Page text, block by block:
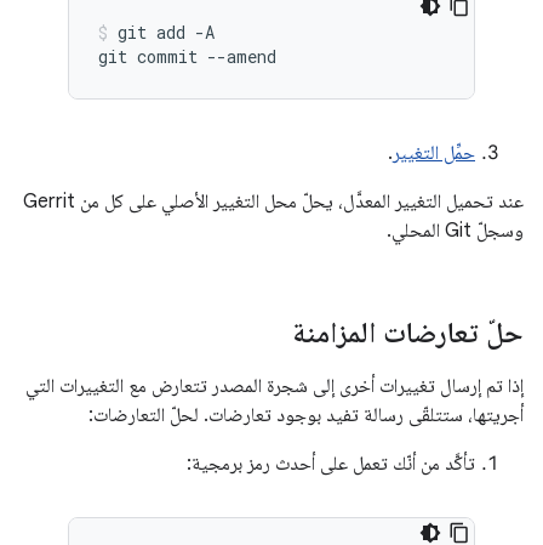
git add -A
git commit --amend
حمِّل التغيير .
عند تحميل التغيير المعدَّل، يحلّ محل التغيير الأصلي على كل من Gerrit
وسجلّ Git المحلي.
حلّ تعارضات المزامنة
إذا تم إرسال تغييرات أخرى إلى شجرة المصدر تتعارض مع التغييرات التي
أجريتها، ستتلقّى رسالة تفيد بوجود تعارضات. لحلّ التعارضات:
تأكَّد من أنّك تعمل على أحدث رمز برمجية: